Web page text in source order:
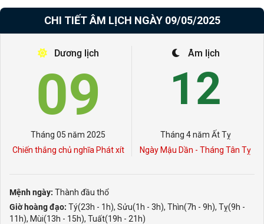
CHI TIẾT ÂM LỊCH NGÀY 09/05/2025
Dương lịch
09
Tháng 05 năm 2025
Chiến thắng chủ nghĩa Phát xít
Âm lịch
12
Tháng 4 năm Ất Tỵ
Ngày Mậu Dần - Tháng Tân Tỵ
Mệnh ngày: Thành đầu thổ
Giờ hoàng đạo: Tý(23h - 1h), Sửu(1h - 3h), Thìn(7h - 9h), Tỵ(9h -
11h), Mùi(13h - 15h), Tuất(19h - 21h)